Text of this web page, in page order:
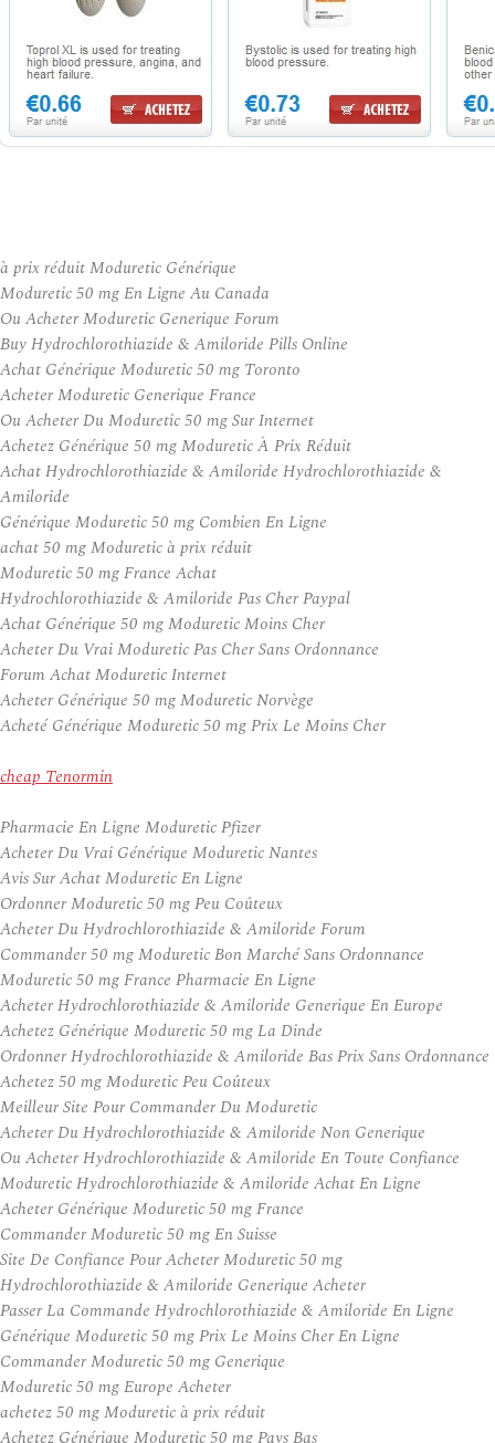
à prix réduit Moduretic Générique
Moduretic 50 mg En Ligne Au Canada
Ou Acheter Moduretic Generique Forum
Buy Hydrochlorothiazide & Amiloride Pills Online
Achat Générique Moduretic 50 mg Toronto
Acheter Moduretic Generique France
Ou Acheter Du Moduretic 50 mg Sur Internet
Achetez Générique 50 mg Moduretic À Prix Réduit
Achat Hydrochlorothiazide & Amiloride Hydrochlorothiazide &
Amiloride
Générique Moduretic 50 mg Combien En Ligne
achat 50 mg Moduretic à prix réduit
Moduretic 50 mg France Achat
Hydrochlorothiazide & Amiloride Pas Cher Paypal
Achat Générique 50 mg Moduretic Moins Cher
Acheter Du Vrai Moduretic Pas Cher Sans Ordonnance
Forum Achat Moduretic Internet
Acheter Générique 50 mg Moduretic Norvège
Acheté Générique Moduretic 50 mg Prix Le Moins Cher
cheap Tenormin
Pharmacie En Ligne Moduretic Pfizer
Acheter Du Vrai Générique Moduretic Nantes
Avis Sur Achat Moduretic En Ligne
Ordonner Moduretic 50 mg Peu Coûteux
Acheter Du Hydrochlorothiazide & Amiloride Forum
Commander 50 mg Moduretic Bon Marché Sans Ordonnance
Moduretic 50 mg France Pharmacie En Ligne
Acheter Hydrochlorothiazide & Amiloride Generique En Europe
Achetez Générique Moduretic 50 mg La Dinde
Ordonner Hydrochlorothiazide & Amiloride Bas Prix Sans Ordonnance
Achetez 50 mg Moduretic Peu Coûteux
Meilleur Site Pour Commander Du Moduretic
Acheter Du Hydrochlorothiazide & Amiloride Non Generique
Ou Acheter Hydrochlorothiazide & Amiloride En Toute Confiance
Moduretic Hydrochlorothiazide & Amiloride Achat En Ligne
Acheter Générique Moduretic 50 mg France
Commander Moduretic 50 mg En Suisse
Site De Confiance Pour Acheter Moduretic 50 mg
Hydrochlorothiazide & Amiloride Generique Acheter
Passer La Commande Hydrochlorothiazide & Amiloride En Ligne
Générique Moduretic 50 mg Prix Le Moins Cher En Ligne
Commander Moduretic 50 mg Generique
Moduretic 50 mg Europe Acheter
achetez 50 mg Moduretic à prix réduit